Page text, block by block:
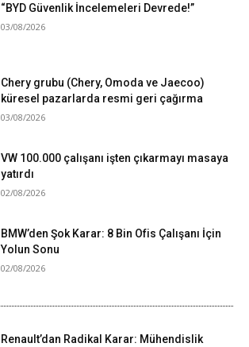
“BYD Güvenlik İncelemeleri Devrede!”
03/08/2026
Chery grubu (Chery, Omoda ve Jaecoo)
küresel pazarlarda resmi geri çağırma
03/08/2026
VW 100.000 çalışanı işten çıkarmayı masaya
yatırdı
02/08/2026
BMW’den Şok Karar: 8 Bin Ofis Çalışanı İçin
Yolun Sonu
02/08/2026
Renault’dan Radikal Karar: Mühendislik